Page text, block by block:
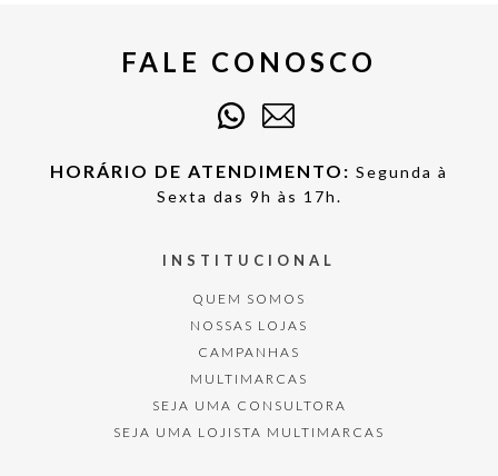
FALE CONOSCO
HORÁRIO DE ATENDIMENTO: Segunda à
Sexta das 9h às 17h.
INSTITUCIONAL
QUEM SOMOS
NOSSAS LOJAS
CAMPANHAS
MULTIMARCAS
SEJA UMA CONSULTORA
SEJA UMA LOJISTA MULTIMARCAS